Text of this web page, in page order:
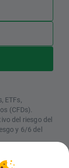
ETFs,
(CFDs).
del riesgo del
y 6/6 del
rápidamente